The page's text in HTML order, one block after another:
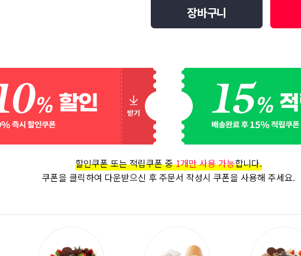
장바구니
할인쿠폰 또는 적립쿠폰 중1개만 사용 가능합니다.
쿠폰을 클릭하여 다운받으신 후 주문서 작성시 쿠폰을 사용해 주세요.